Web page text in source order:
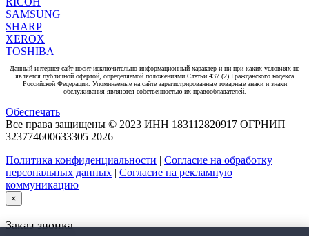
SAMSUNG
SHARP
XEROX
TOSHIBA
Данный интернет-сайт носит исключительно информационный характер и ни при каких условиях не
является публичной офертой, определяемой положениями Статьи 437 (2) Гражданского кодекса
Российской Федерации. Упоминаемые на сайте зарегистрированные товарные знаки и знаки
обслуживания являются собственностью их правообладателей.
Обеспечать
Все права защищены © 2023 ИНН 183112820917 ОГРНИП
323774600633305 2026
Политика конфиденциальности | Согласие на обработку
персональных данных | Согласие на рекламную
коммуникацию
×
Заказ звонка